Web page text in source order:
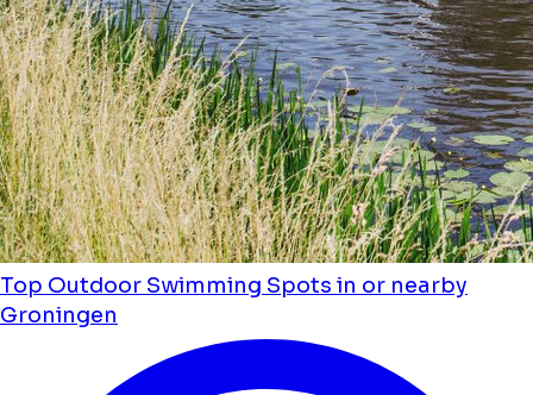
Top Outdoor Swimming Spots in or nearby
Groningen